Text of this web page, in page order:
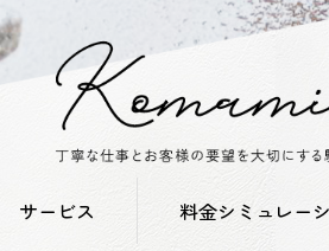
サービス 料金シミュレー